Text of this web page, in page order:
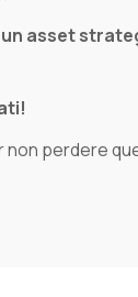
asset
perdere